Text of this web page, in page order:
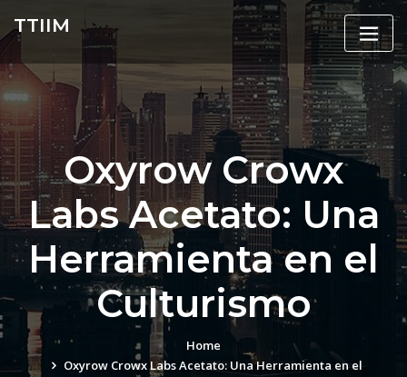
to TTIIM
Oxyrow Crowx
Labs Acetato: Una
Herramienta en el
Culturismo
Home
Oxyrow Crowx Labs Acetato: Una Herramienta en el